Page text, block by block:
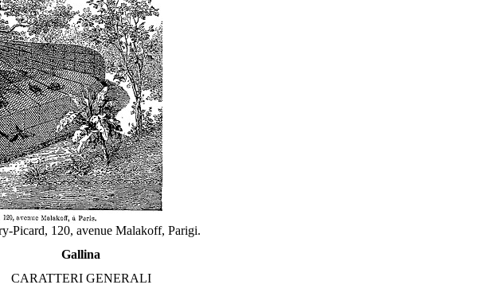
Picard, 120, avenue Malakoff, Parigi.
Gallina
CARATTERI GENERALI